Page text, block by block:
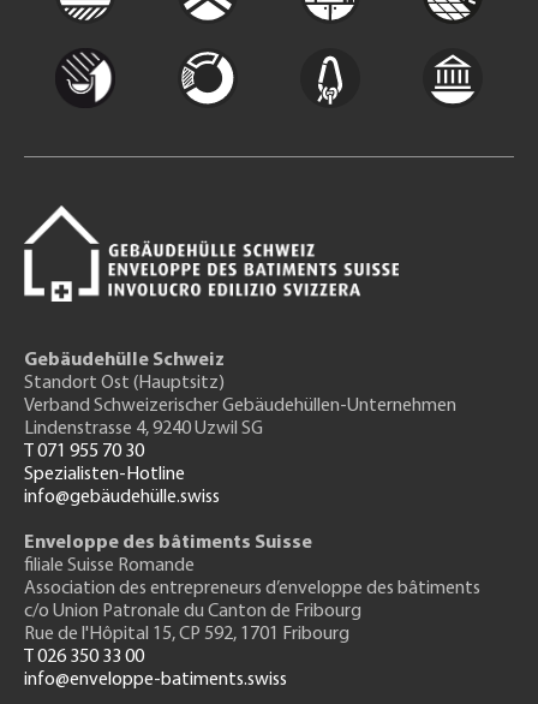
Gebäudehülle Schweiz
Standort Ost (Hauptsitz)
Verband Schweizerischer Gebäudehüllen-Unternehmen
Lindenstrasse 4, 9240 Uzwil SG
T 071 955 70 30
Spezialisten-Hotline
info@gebäudehülle.swiss
Enveloppe des bâtiments Suisse
filiale Suisse Romande
Association des entrepreneurs d’enveloppe des bâtiments
c/o Union Patronale du Canton de Fribourg
Rue de l'Hôpital 15, CP 592, 1701 Fribourg
T 026 350 33 00
info@enveloppe-batiments.swiss